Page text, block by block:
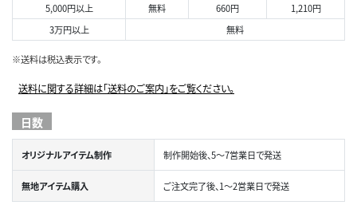
5,000円以上 無料 660円
1,210円
3万円以上
無料
※送料は税込表示です。
送料に関する詳細は「送料のご案内」をご覧ください。
日数
オリジナルアイテム制作 制作開始後、5～7営業日で発送
無地アイテム購入 ご注文完了後、1～2営業日で発送